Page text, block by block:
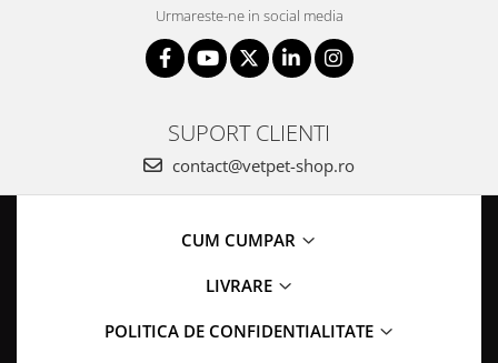
Urmareste-ne in social media
SUPORT CLIENTI
contact@vetpet-shop.ro
CUM CUMPAR
LIVRARE
POLITICA DE CONFIDENTIALITATE